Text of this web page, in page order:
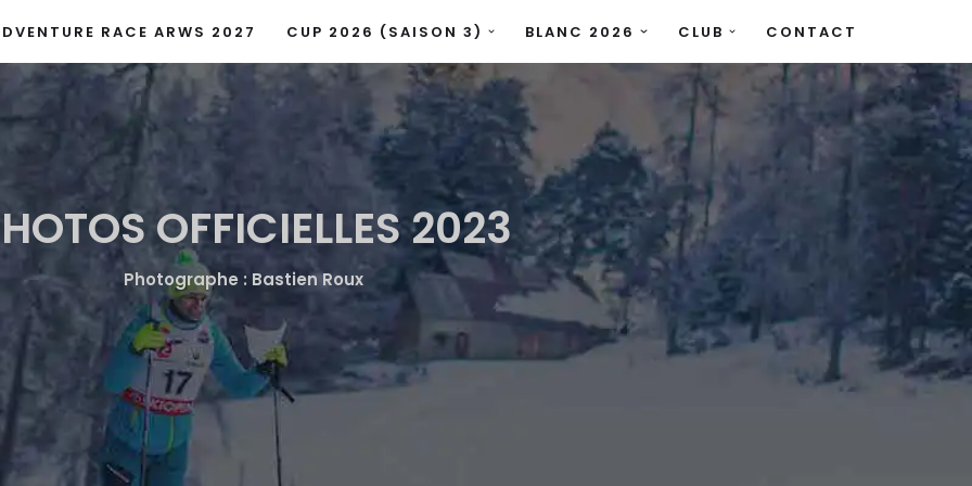
RACE ARWS 2027 CUP 2026 (SAISON 3) BLANC 2026 CLUB CONTACT
OFFICIELLES 2023
Photographe : Bastien Roux